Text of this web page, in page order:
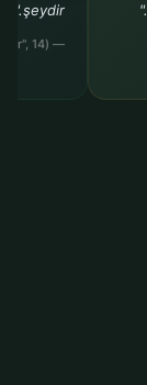
şeydir."
— (Müslim, "Birr", 14)